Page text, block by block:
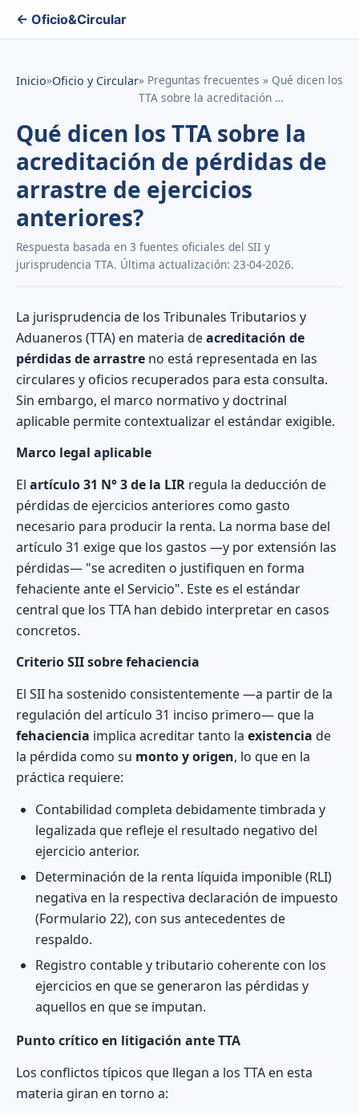
← Oficio&Circular
Inicio»Oficio y Circular» Preguntas frecuentes » Qué dicen los
TTA sobre la acreditación …
Qué dicen los TTA sobre la
acreditación de pérdidas de
arrastre de ejercicios
anteriores?
Respuesta basada en 3 fuentes oficiales del SII y
jurisprudencia TTA. Última actualización: 23-04-2026.
La jurisprudencia de los Tribunales Tributarios y
Aduaneros (TTA) en materia deacreditación de
pérdidas de arrastre no está representada en las
circulares y oficios recuperados para esta consulta.
Sin embargo, el marco normativo y doctrinal
aplicable permite contextualizar el estándar exigible.
Marco legal aplicable
El artículo 31 N° 3 de la LIR regula la deducción de
pérdidas de ejercicios anteriores como gasto
necesario para producir la renta. La norma base del
artículo 31 exige que los gastos —y por extensión las
pérdidas— "se acrediten o justifiquen en forma
fehaciente ante el Servicio". Este es el estándar
central que los TTA han debido interpretar en casos
concretos.
Criterio SII sobre fehaciencia
El SII ha sostenido consistentemente —a partir de la
regulación del artículo 31 inciso primero— que la
fehaciencia implica acreditar tanto la existencia de
la pérdida como su monto y origen, lo que en la
práctica requiere:
Contabilidad completa debidamente timbrada y
legalizada que refleje el resultado negativo del
ejercicio anterior.
Determinación de la renta líquida imponible (RLI)
negativa en la respectiva declaración de impuesto
(Formulario 22), con sus antecedentes de
respaldo.
Registro contable y tributario coherente con los
ejercicios en que se generaron las pérdidas y
aquellos en que se imputan.
Punto crítico en litigación ante TTA
Los conflictos típicos que llegan a los TTA en esta
materia giran en torno a: